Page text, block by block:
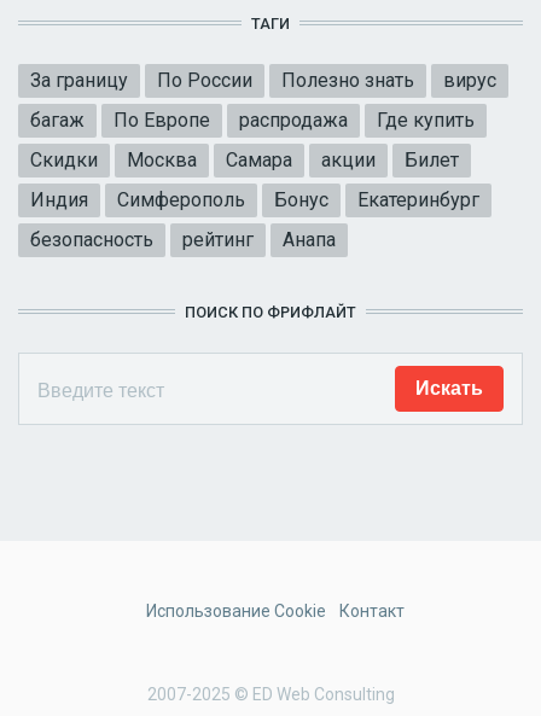
ТАГИ
За границу По России Полезно знать
вирус
багаж
По Европе распродажа
Где купить
Скидки
Москва Самара акции
Билет
Индия
Симферополь Бонус
Екатеринбург
безопасность
рейтинг Анапа
ПОИСК ПО ФРИФЛАЙТ
2007-2025 © ED Web Consulting
Использование Cookie Контакт